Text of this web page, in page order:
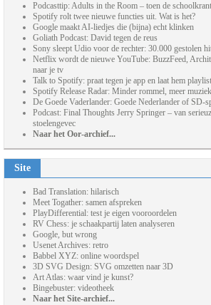
Podcasttip: Adults in the Room – toen de
Spotify rolt twee nieuwe functies uit. Wat is het?
Google maakt AI-liedjes die (bijna) echt klinken
Goliath Podcast: David tegen de reus
Sony sleept Udio voor de rechter: 30.000 gestolen
Netflix wordt de nieuwe YouTube: BuzzFeed,
naar je tv
Talk to Spotify: praat tegen je app en laat hem
Spotify Release Radar: Minder rommel, meer
De Goede Vaderlander: Goede Nederlander of SD-
Podcast: Final Thoughts Jerry Springer – van
stoelengevec
Naar het Oor-archief...
Site
Bad Translation: hilarisch
Meet Togather: samen afspreken
PlayDifferential: test je eigen vooroordelen
RV Chess: je schaakpartij laten analyseren
Google, but wrong
Usenet Archives: retro
Babbel XYZ: online woordspel
3D SVG Design: SVG omzetten naar 3D
Art Atlas: waar vind je kunst?
Bingebuster: videotheek
Naar het Site-archief...